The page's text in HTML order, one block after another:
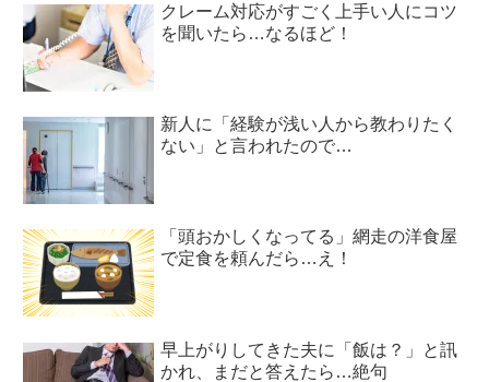
クレーム対応がすごく上手い人にコツ
を聞いたら…なるほど！
新人に「経験が浅い人から教わりたく
ない」と言われたので…
「頭おかしくなってる」網走の洋食屋
で定食を頼んだら…え！
早上がりしてきた夫に「飯は？」と訊
かれ、まだと答えたら…絶句